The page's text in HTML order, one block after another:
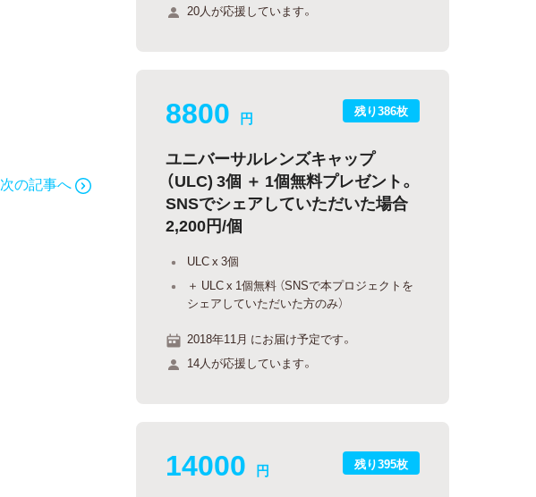
次の記事へ
20人が応援しています。
残り386枚
8800 円
ユニバーサルレンズキャップ
（ULC) 3個 ＋ 1個無料プレゼント。
SNSでシェアしていただいた場合
2,200円/個
ULC x 3個
＋ ULC x 1個無料 （SNSで本プロジェクトを
シェアしていただいた方のみ）
2018年11月 にお届け予定です。
14人が応援しています。
残り395枚
14000 円